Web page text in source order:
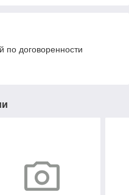
по договоренности